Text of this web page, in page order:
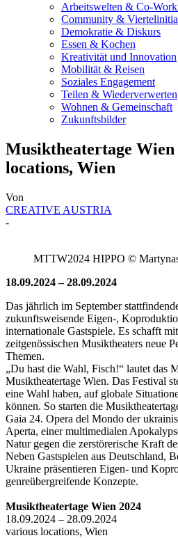
Arbeitswelten & Co-
Community &
Demokratie & Diskurs
Essen & Kochen
Kreativität und Innovation
Mobilität & Reisen
Soziales Engagement
Teilen & Wiederverwerten
Wohnen & Gemeinschaft
Zukunftsbilder
Musiktheatertage Wien
locations, Wien
Von
CREATIVE AUSTRIA
-
MTTW2024 HIPPO ©
18.09.2024 – 28.09.2024
Das jährlich im September
zukunftsweisende Eigen-,
internationale Gastspiele. Es schafft
zeitgenössischen Musiktheaters neue
Themen.
„Du hast die Wahl, Fisch!“ lautet das
Musiktheatertage Wien. Das Festival
eine Wahl haben, auf globale
können. So starten die
Gaia 24. Opera del Mondo der
Aperta, einer multimedialen
Natur gegen die zerstörerische Kraft
Neben Gastspielen aus Deutschland,
Ukraine präsentieren Eigen- und
genreübergreifende Konzepte.
Musiktheatertage Wien 2024
18.09.2024 – 28.09.2024
various locations, Wien